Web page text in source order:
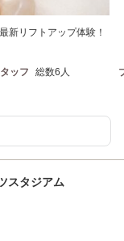
新リフトアップ体験！
ッフ 総数6人
スタジアム